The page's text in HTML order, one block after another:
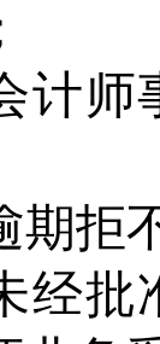
计
期
经